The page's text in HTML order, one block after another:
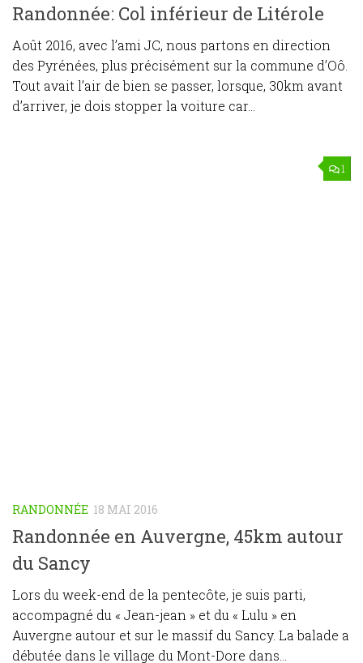
Randonnée: Col inférieur de Litérole
Août 2016, avec l’ami JC, nous partons en direction
des Pyrénées, plus précisément sur la commune d’Oô.
Tout avait l’air de bien se passer, lorsque, 30km avant
d’arriver, je dois stopper la voiture car...
1
RANDONNÉE 18 MAI 2016
Randonnée en Auvergne, 45km autour
du Sancy
Lors du week-end de la pentecôte, je suis parti,
accompagné du « Jean-jean » et du « Lulu » en
Auvergne autour et sur le massif du Sancy. La balade a
débutée dans le village du Mont-Dore dans...